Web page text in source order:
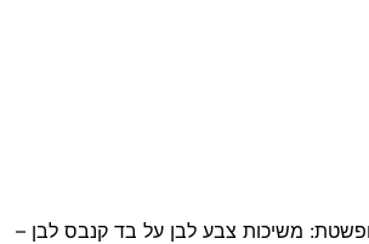
משיכות צבע לבן על בד קנבס לבן –